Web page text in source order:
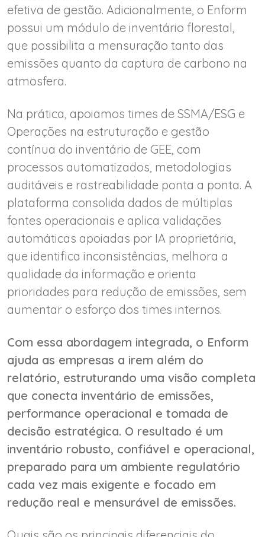
efetiva de gestão. Adicionalmente, o Enform
possui um módulo de inventário florestal,
que possibilita a mensuração tanto das
emissões quanto da captura de carbono na
atmosfera.
Na prática, apoiamos times de SSMA/ESG e
Operações na estruturação e gestão
contínua do inventário de GEE, com
processos automatizados, metodologias
auditáveis e rastreabilidade ponta a ponta. A
plataforma consolida dados de múltiplas
fontes operacionais e aplica validações
automáticas apoiadas por IA proprietária,
que identifica inconsistências, melhora a
qualidade da informação e orienta
prioridades para redução de emissões, sem
aumentar o esforço dos times internos.
Com essa abordagem integrada, o Enform
ajuda as empresas a irem além do
relatório, estruturando uma visão completa
que conecta inventário de emissões,
performance operacional e tomada de
decisão estratégica. O resultado é um
inventário robusto, confiável e operacional,
preparado para um ambiente regulatório
cada vez mais exigente e focado em
redução real e mensurável de emissões.